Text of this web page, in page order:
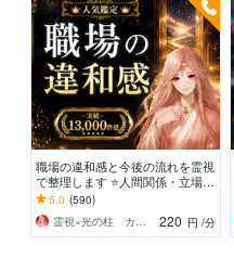
職場の違和感と今後の流れを霊視
で整理します ⭐人間関係・立場・
組織の流れを霊視で明らかにしま
す
5.0 (590)
霊視×光の柱 カルマ先生
220 円 /分